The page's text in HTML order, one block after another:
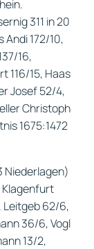
311 in 20
Andi 172/10,
16,
116/15, Haas
Josef 52/4,
Christoph
1675:1472
Niederlagen)
Klagenfurt
Leitgeb 62/6,
36/6, Vogl
13/2,